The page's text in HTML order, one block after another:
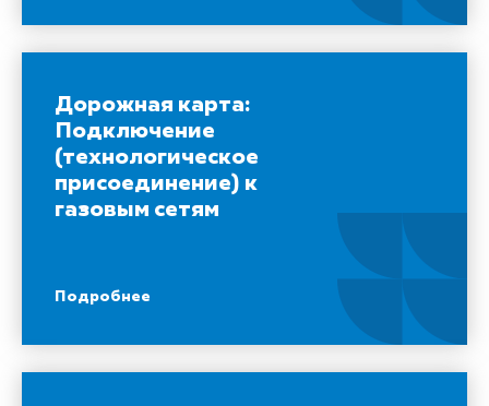
Дорожная карта:
Подключение
(технологическое
присоединение) к
газовым сетям
Подробнее